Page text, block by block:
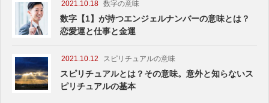
2021.10.18 数字の意味
数字【1】が持つエンジェルナンバーの意味とは？
恋愛運と仕事と金運
2021.10.12 スピリチュアルの意味
スピリチュアルとは？その意味。意外と知らないス
ピリチュアルの基本